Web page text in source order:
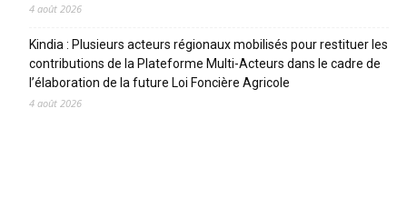
4 août 2026
Kindia : Plusieurs acteurs régionaux mobilisés pour restituer les
contributions de la Plateforme Multi-Acteurs dans le cadre de
l’élaboration de la future Loi Foncière Agricole
4 août 2026